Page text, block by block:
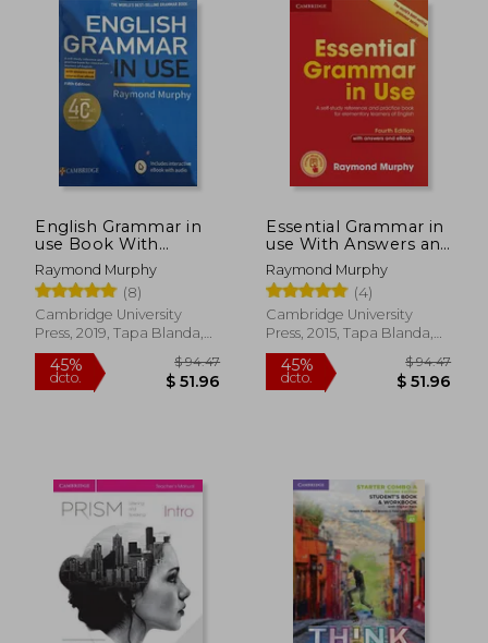
dcto. $ 71.47 dcto.
dcto.
45%
dcto.
English Grammar in
use Book With
Answers and
Interactive Ebook: A
Self-Study Reference
and Practice Book for
Intermediate
(en Inglés)
Raymond Murphy
(8)
Cambridge University
Press, 2019, Tapa Blanda,
Nuevo
Essential Grammar in
use With Answers and
Interactive : A Self-
Study Reference and
Practice Book for
Elementary Learners
of English (en Inglés)
Raymond Murphy
(4)
Cambridge University
Press, 2015, Tapa Blanda,
Nuevo